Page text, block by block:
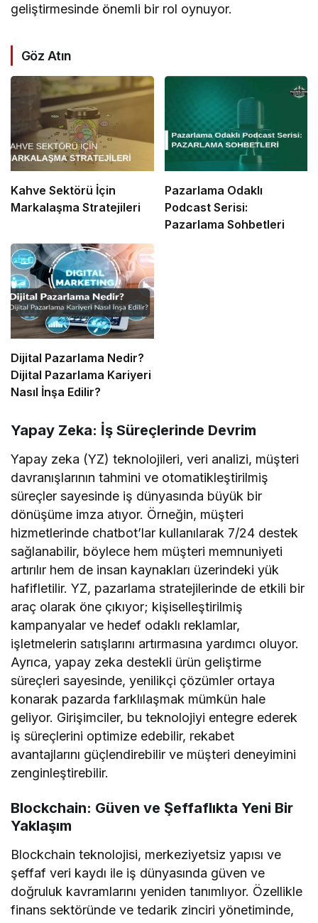
geliştirmesinde önemli bir rol oynuyor.
Göz Atın
Kahve Sektörü İçin
Markalaşma Stratejileri
Pazarlama Odaklı
Podcast Serisi:
Pazarlama Sohbetleri
Dijital Pazarlama Nedir?
Dijital Pazarlama Kariyeri
Nasıl İnşa Edilir?
Yapay Zeka: İş Süreçlerinde Devrim
Yapay zeka (YZ) teknolojileri, veri analizi, müşteri
davranışlarının tahmini ve otomatikleştirilmiş
süreçler sayesinde iş dünyasında büyük bir
dönüşüme imza atıyor. Örneğin, müşteri
hizmetlerinde chatbot’lar kullanılarak 7/24 destek
sağlanabilir, böylece hem müşteri memnuniyeti
artırılır hem de insan kaynakları üzerindeki yük
hafifletilir. YZ, pazarlama stratejilerinde de etkili bir
araç olarak öne çıkıyor; kişiselleştirilmiş
kampanyalar ve hedef odaklı reklamlar,
işletmelerin satışlarını artırmasına yardımcı oluyor.
Ayrıca, yapay zeka destekli ürün geliştirme
süreçleri sayesinde, yenilikçi çözümler ortaya
konarak pazarda farklılaşmak mümkün hale
geliyor. Girişimciler, bu teknolojiyi entegre ederek
iş süreçlerini optimize edebilir, rekabet
avantajlarını güçlendirebilir ve müşteri deneyimini
zenginleştirebilir.
Blockchain: Güven ve Şeffaflıkta Yeni Bir
Yaklaşım
Blockchain teknolojisi, merkeziyetsiz yapısı ve
şeffaf veri kaydı ile iş dünyasında güven ve
doğruluk kavramlarını yeniden tanımlıyor. Özellikle
finans sektöründe ve tedarik zinciri yönetiminde,